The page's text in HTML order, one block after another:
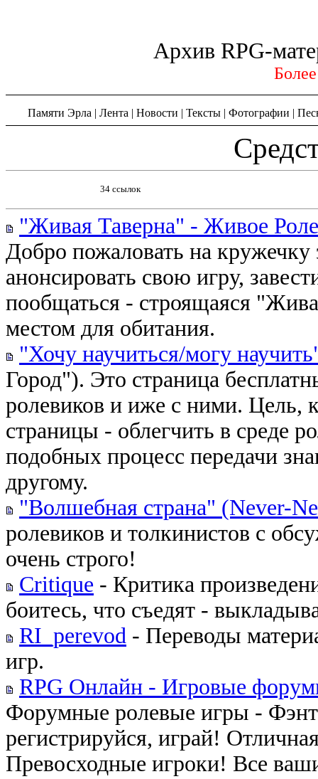
Архив RPG-
Памяти Эрла | Лента | Новости | Тексты | Фотографии |
34 ссылок
"Живая Таверна" - Живое
Добро пожаловать на
анонсировать свою игру,
пообщаться - строящаяся
местом для обитания.
"Хочу научиться/могу
Город"). Это страница
ролевиков и иже с ними. Цель,
страницы - облегчить в среде
подобных процесс передачи
другому.
"Волшебная страна" (Never-
ролевиков и толкинистов с
очень строго!
Critique - Критика
боитесь, что съедят -
RI_perevod - Переводы
игр.
RPG Онлайн - Игровые
Форумные ролевые игры -
регистрируйся, играй!
Превосходные игроки! Все